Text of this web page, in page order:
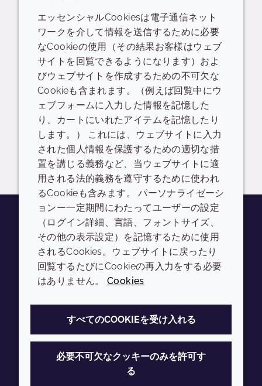
関連するリソース
PID データシート
ULTIMOPURE CRODAMOL MIO-LQ-(JP) -
SR70713
英語: 0.0 bytes READ DESCRIPTIONS
ログイン/登録
YoutubeInstagramLinkedInTiktok
会社
Sustainability Report
Croda.com
LEGAL
プライバシーポリシー
アクセシビリティ
クッキーポリシー
エッセンシャルCookiesは電子通信ネット
ワークを介して情報を送信するために必要
なCookieの使用（その結果お客様はウェブ
サイトを回覧できるようになります）およ
びウェブサイトを作成するための不可欠な
Cookieも含まれます。（例えば回覧中にウ
ェブフォームに入力した情報を記憶した
り、カートにいれたアイテムを記憶したり
します。） これには、ウェブサイトに入力
された個人情報を保護するための適切な措
置を講じる義務など、当ウェブサイトに適
用される法的義務を遵守するために使われ
るCookieも含みます。 パーソナライゼーシ
ョンー一定期間にわたってユーザーの設定
（ログイン詳細、言語、フォントサイズ、
その他の表示設定）を記憶するために使用
されるCookies。ウェブサイトに戻ったり
回覧するたびにCookieの再入力をする必要
はありません。Cookies
すべてのCOOKIEを受け入れる
必要不可欠なクッキーのみを許可す
る